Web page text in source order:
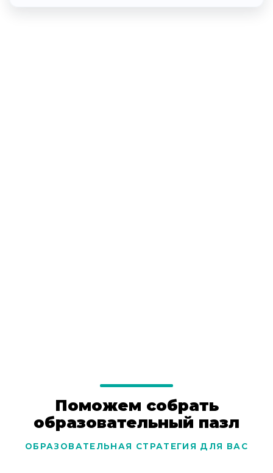
Поможем собрать
образовательный пазл
ОБРАЗОВАТЕЛЬНАЯ СТРАТЕГИЯ ДЛЯ ВАС